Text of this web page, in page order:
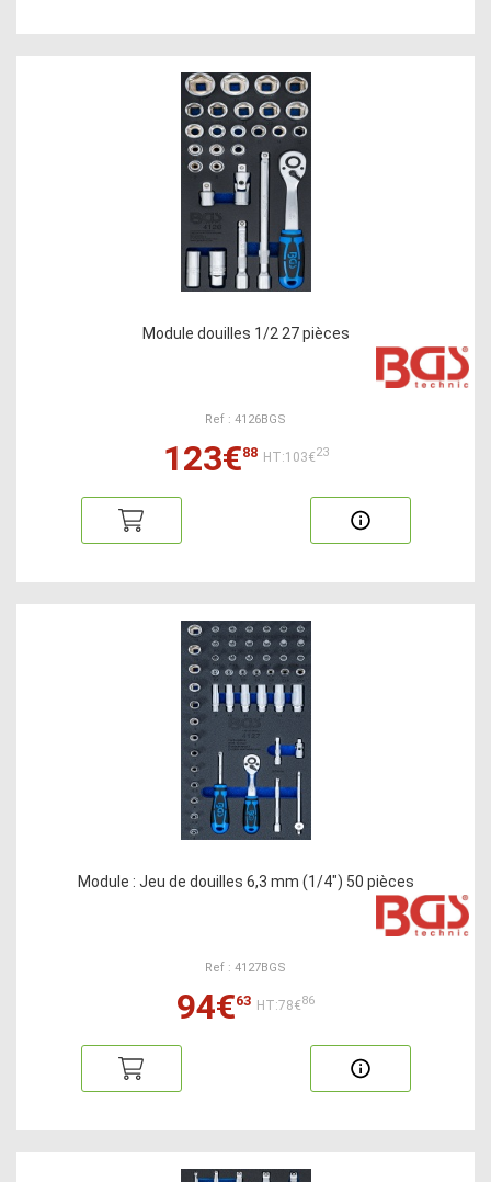
Module douilles 1/2 27 pièces
Ref : 4126BGS
123€88 HT:103€23
Module : Jeu de douilles 6,3 mm (1/4") 50 pièces
Ref : 4127BGS
94€63 HT:78€86